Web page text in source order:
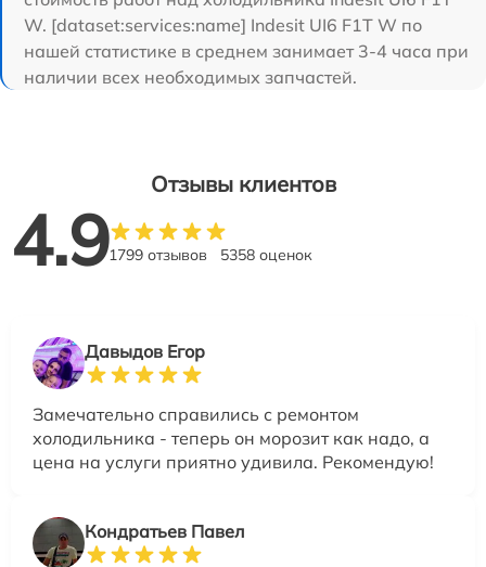
W. [dataset:services:name] Indesit UI6 F1T W по
нашей статистике в среднем занимает 3-4 часа при
наличии всех необходимых запчастей.
Отзывы клиентов
4.91799 отзывов 5358 оценок
Давыдов Егор
Замечательно справились с ремонтом
холодильника - теперь он морозит как надо, а
цена на услуги приятно удивила. Рекомендую!
Кондратьев Павел